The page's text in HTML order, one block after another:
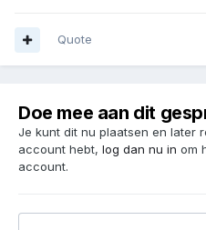
Quote
Doe mee aan dit
Je kunt dit nu plaatsen en later
account hebt, log dan nu in om
account.